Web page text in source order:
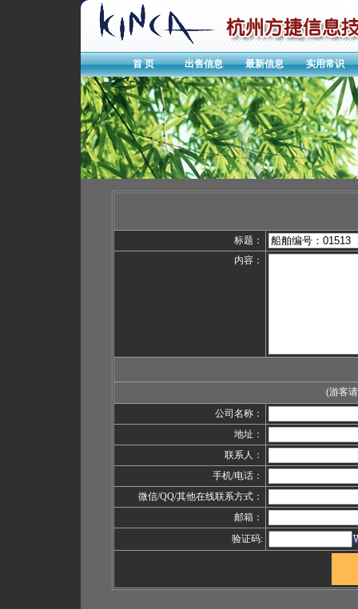
首 页 出售信息 最新信息 实用常识
标题：
内容：
(游客
公司名称：
地址：
联系人：
手机/电话：
微信/QQ/其他在线联系方式：
邮箱：
验证码: